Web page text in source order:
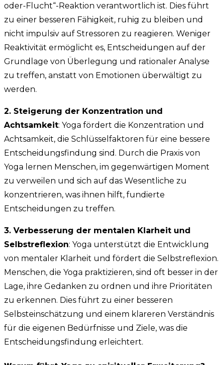
oder-Flucht“-Reaktion verantwortlich ist. Dies führt
zu einer besseren Fähigkeit, ruhig zu bleiben und
nicht impulsiv auf Stressoren zu reagieren. Weniger
Reaktivität ermöglicht es, Entscheidungen auf der
Grundlage von Überlegung und rationaler Analyse
zu treffen, anstatt von Emotionen überwältigt zu
werden.
2. Steigerung der Konzentration und
Achtsamkeit: Yoga fördert die Konzentration und
Achtsamkeit, die Schlüsselfaktoren für eine bessere
Entscheidungsfindung sind. Durch die Praxis von
Yoga lernen Menschen, im gegenwärtigen Moment
zu verweilen und sich auf das Wesentliche zu
konzentrieren, was ihnen hilft, fundierte
Entscheidungen zu treffen.
3. Verbesserung der mentalen Klarheit und
Selbstreflexion: Yoga unterstützt die Entwicklung
von mentaler Klarheit und fördert die Selbstreflexion.
Menschen, die Yoga praktizieren, sind oft besser in der
Lage, ihre Gedanken zu ordnen und ihre Prioritäten
zu erkennen. Dies führt zu einer besseren
Selbsteinschätzung und einem klareren Verständnis
für die eigenen Bedürfnisse und Ziele, was die
Entscheidungsfindung erleichtert.